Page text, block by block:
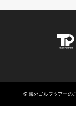
© 海外ゴルフツアーの